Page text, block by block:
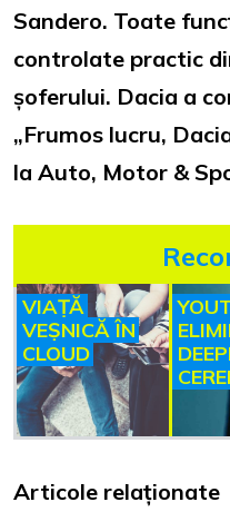
Sandero. Toate
controlate practic
șoferului. Dacia a
„Frumos lucru,
la Auto, Motor &
VIAȚĂ
VEȘNICĂ ÎN
CLOUD
Articole relaționate